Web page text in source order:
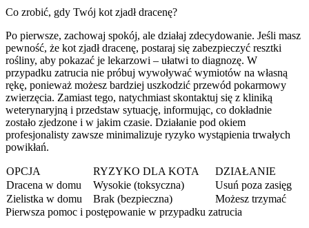
Co zrobić, gdy Twój kot zjadł dracenę?
Po pierwsze, zachowaj spokój, ale działaj zdecydowanie. Jeśli masz
pewność, że kot zjadł dracenę, postaraj się zabezpieczyć resztki
rośliny, aby pokazać je lekarzowi – ułatwi to diagnozę. W
przypadku zatrucia nie próbuj wywoływać wymiotów na własną
rękę, ponieważ możesz bardziej uszkodzić przewód pokarmowy
zwierzęcia. Zamiast tego, natychmiast skontaktuj się z kliniką
weterynaryjną i przedstaw sytuację, informując, co dokładnie
zostało zjedzone i w jakim czasie. Działanie pod okiem
profesjonalisty zawsze minimalizuje ryzyko wystąpienia trwałych
powikłań.
OPCJA RYZYKO DLA KOTA
DZIAŁANIE
Dracena w domu
Wysokie (toksyczna)
Usuń poza zasięg
Zielistka w domu
Brak (bezpieczna)
Możesz trzymać
Pierwsza pomoc i postępowanie w przypadku zatrucia